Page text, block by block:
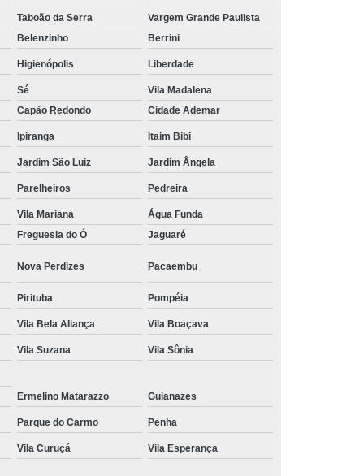
Tratamento Hiperbárico em João Pessoa
Hiperbárico em Sorocaba
Hiperbárico Necrose na Pele
de Ferida Operatória
Hiperbárica Tratamento de Feridas
em Câmara Hiperbárica
Tratamento Hiperbárica
Tratamento Hiperbárica em João Pessoa
Hiperbárica em Sorocaba
Oxigenação Hiperbárica
Feridas Oxigenoterapia Hiperbárica
Oxigenoterapia em Campina Grande
Tratamento de Oxigenoterapia em São Paulo
de Oxigenoterapia em Taubaté
Tratamento Oxigenoterapia Hiperbárica
Taboão da Serra
Vargem Grande Paulista
Belenzinho Berrini
Higienópolis Liberdade
Sé
Vila Madalena
Capão Redondo Cidade Ademar
Ipiranga Itaim Bibi
Jardim São Luiz Jardim Ângela
Parelheiros Pedreira
Vila Mariana
Água Funda
Freguesia do Ó Jaguaré
Nova Perdizes Pacaembu
Pirituba Pompéia
Vila Bela Aliança Vila Boaçava
Vila Suzana Vila Sônia
Ermelino Matarazzo Guianazes
Parque do Carmo Penha
Vila Curuçá Vila Esperança